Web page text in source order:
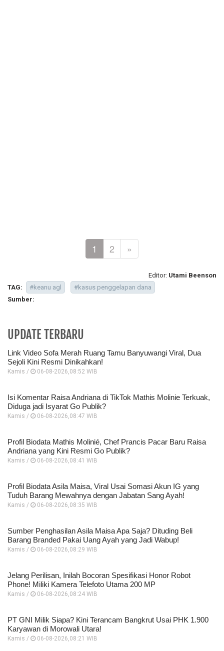
1 2 »
Editor: Utami Beenson
TAG:
#keanu agl
#kasus penggelapan dana
Sumber:
UPDATE TERBARU
Link Video Sofa Merah Ruang Tamu Banyuwangi Viral, Dua
Sejoli Kini Resmi Dinikahkan!
Kamis / 06-08-2026,08:52 WIB
Isi Komentar Raisa Andriana di TikTok Mathis Molinie Terkuak,
Diduga jadi Isyarat Go Publik?
Kamis / 06-08-2026,08:47 WIB
Profil Biodata Mathis Molinié, Chef Prancis Pacar Baru Raisa
Andriana yang Kini Resmi Go Publik?
Kamis / 06-08-2026,08:41 WIB
Profil Biodata Asila Maisa, Viral Usai Somasi Akun IG yang
Tuduh Barang Mewahnya dengan Jabatan Sang Ayah!
Kamis / 06-08-2026,08:35 WIB
Sumber Penghasilan Asila Maisa Apa Saja? Dituding Beli
Barang Branded Pakai Uang Ayah yang Jadi Wabup!
Kamis / 06-08-2026,08:29 WIB
Jelang Perilisan, Inilah Bocoran Spesifikasi Honor Robot
Phone! Miliki Kamera Telefoto Utama 200 MP
Kamis / 06-08-2026,08:24 WIB
PT GNI Milik Siapa? Kini Terancam Bangkrut Usai PHK 1.900
Karyawan di Morowali Utara!
Kamis / 06-08-2026,08:21 WIB